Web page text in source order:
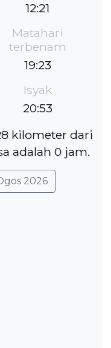
12:21
Matahari
terbenam
19:23
Isyak
20:53
kilometer dari
adalah 0 jam.
2026